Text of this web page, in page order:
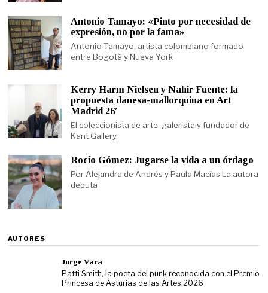
Antonio Tamayo: «Pinto por necesidad de
expresión, no por la fama»
Antonio Tamayo, artista colombiano formado
entre Bogotá y Nueva York
Kerry Harm Nielsen y Nahir Fuente: la
propuesta danesa-mallorquina en Art
Madrid 26′
El coleccionista de arte, galerista y fundador de
Kant Gallery,
Rocío Gómez: Jugarse la vida a un órdago
Por Alejandra de Andrés y Paula Macías La autora
debuta
AUTORES
Jorge Vara
Patti Smith, la poeta del punk reconocida con el Premio
Princesa de Asturias de las Artes 2026